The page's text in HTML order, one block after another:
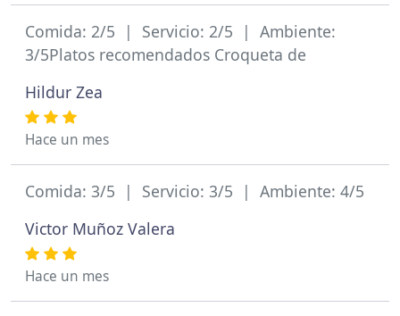
Comida: 2/5 | Servicio: 2/5 | Ambiente:
3/5Platos recomendados Croqueta de
Hildur Zea
Hace un mes
Comida: 3/5 | Servicio: 3/5 | Ambiente: 4/5
Victor Muñoz Valera
Hace un mes